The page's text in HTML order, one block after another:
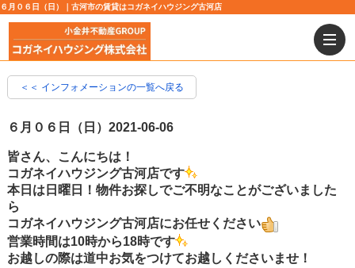
６月０６日（日）｜古河市の賃貸はコガネイハウジング古河店
＜＜ インフォメーションの一覧へ戻る
６月０６日（日） 2021-06-06
皆さん、こんにちは！
コガネイハウジング古河店です
本日は日曜日！物件お探しでご不明なことがございました
ら
コガネイハウジング古河店にお任せください
営業時間は10時から18時です
お越しの際は道中お気をつけてお越しくださいませ！